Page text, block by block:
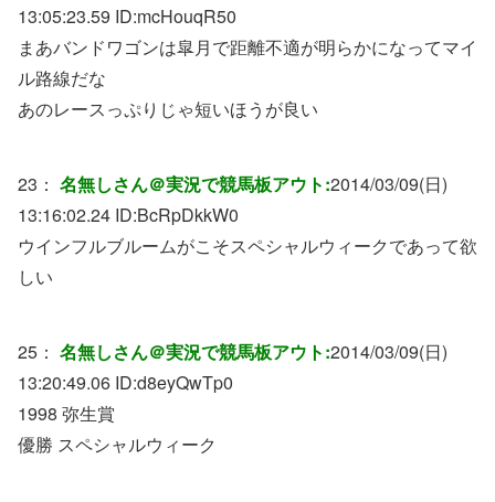
13:05:23.59 ID:mcHouqR50
まあバンドワゴンは皐月で距離不適が明らかになってマイ
ル路線だな
あのレースっぷりじゃ短いほうが良い
23： 名無しさん＠実況で競馬板アウト:2014/03/09(日)
13:16:02.24 ID:BcRpDkkW0
ウインフルブルームがこそスペシャルウィークであって欲
しい
25： 名無しさん＠実況で競馬板アウト:2014/03/09(日)
13:20:49.06 ID:d8eyQwTp0
1998 弥生賞
優勝 スペシャルウィーク